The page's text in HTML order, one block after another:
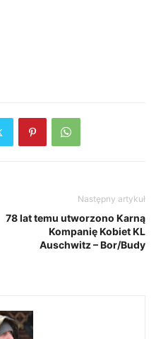
Następny artykuł
78 lat temu utworzono Karną
Kompanię Kobiet KL
Auschwitz – Bor/Budy